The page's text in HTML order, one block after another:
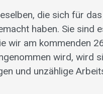
die sich für
haben. Sie sind
wir am kommenden
wird, wird
und unzählige